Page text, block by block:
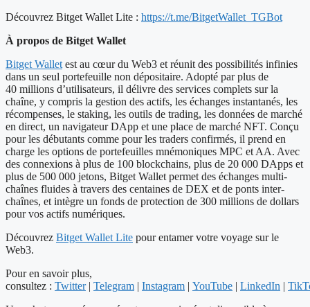
Découvrez Bitget Wallet Lite : https://t.me/BitgetWallet_TGBot
À propos de Bitget Wallet
Bitget Wallet est au cœur du Web3 et réunit des possibilités infinies
dans un seul portefeuille non dépositaire. Adopté par plus de
40 millions d’utilisateurs, il délivre des services complets sur la
chaîne, y compris la gestion des actifs, les échanges instantanés, les
récompenses, le staking, les outils de trading, les données de marché
en direct, un navigateur DApp et une place de marché NFT. Conçu
pour les débutants comme pour les traders confirmés, il prend en
charge les options de portefeuilles mnémoniques MPC et AA. Avec
des connexions à plus de 100 blockchains, plus de 20 000 DApps et
plus de 500 000 jetons, Bitget Wallet permet des échanges multi-
chaînes fluides à travers des centaines de DEX et de ponts inter-
chaînes, et intègre un fonds de protection de 300 millions de dollars
pour vos actifs numériques.
Découvrez Bitget Wallet Lite pour entamer votre voyage sur le
Web3.
Pour en savoir plus,
consultez : Twitter| Telegram | Instagram | YouTube | LinkedIn |